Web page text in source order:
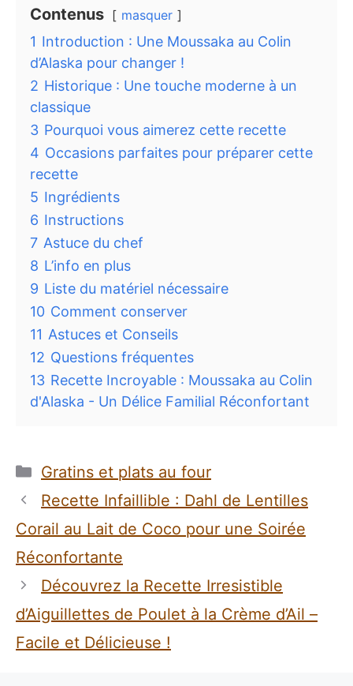
8 L’info en plus
9 Liste du matériel nécessaire
10 Comment conserver
11
Astuces et Conseils
12 Questions fréquentes
13
Recette Incroyable : Moussaka au Colin
d'Alaska - Un Délice Familial Réconfortant
Catégories
Gratins et plats au four
Recette Infaillible : Dahl de Lentilles
Corail au Lait de Coco pour une Soirée
Réconfortante
Découvrez la Recette Irresistible
d’Aiguillettes de Poulet à la Crème d’Ail –
Facile et Délicieuse !
Laisser un commentaire
Recipe Rating
Commentaire